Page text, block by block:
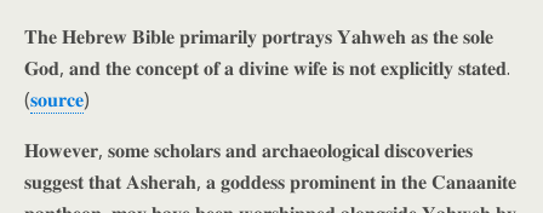
𝐓𝐡𝐞 𝐇𝐞𝐛𝐫𝐞𝐰 𝐁𝐢𝐛𝐥𝐞 𝐩𝐫𝐢𝐦𝐚𝐫𝐢𝐥𝐲 𝐩𝐨𝐫𝐭𝐫𝐚𝐲𝐬 𝐘𝐚𝐡𝐰𝐞𝐡 𝐚𝐬 𝐭𝐡𝐞 𝐬𝐨𝐥𝐞
𝐆𝐨𝐝, 𝐚𝐧𝐝 𝐭𝐡𝐞 𝐜𝐨𝐧𝐜𝐞𝐩𝐭 𝐨𝐟 𝐚 𝐝𝐢𝐯𝐢𝐧𝐞 𝐰𝐢𝐟𝐞 𝐢𝐬 𝐧𝐨𝐭 𝐞𝐱𝐩𝐥𝐢𝐜𝐢𝐭𝐥𝐲 𝐬𝐭𝐚𝐭𝐞𝐝.
(𝐬𝐨𝐮𝐫𝐜𝐞)
𝐇𝐨𝐰𝐞𝐯𝐞𝐫, 𝐬𝐨𝐦𝐞 𝐬𝐜𝐡𝐨𝐥𝐚𝐫𝐬 𝐚𝐧𝐝 𝐚𝐫𝐜𝐡𝐚𝐞𝐨𝐥𝐨𝐠𝐢𝐜𝐚𝐥 𝐝𝐢𝐬𝐜𝐨𝐯𝐞𝐫𝐢𝐞𝐬
𝐬𝐮𝐠𝐠𝐞𝐬𝐭 𝐭𝐡𝐚𝐭 𝐀𝐬𝐡𝐞𝐫𝐚𝐡, 𝐚 𝐠𝐨𝐝𝐝𝐞𝐬𝐬 𝐩𝐫𝐨𝐦𝐢𝐧𝐞𝐧𝐭 𝐢𝐧 𝐭𝐡𝐞 𝐂𝐚𝐧𝐚𝐚𝐧𝐢𝐭𝐞